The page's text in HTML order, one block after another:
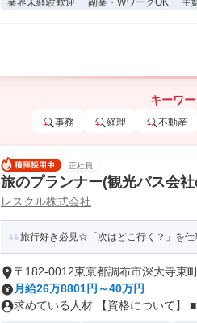
業界未経験歓迎 副業・WワークOK 主
キーワー
事務 経理 不動産
正社員
旅のプランナー(観光バス会
レスクル株式会社
旅行好き必見☆「次はどこ行く？」を仕
〒182-0012東京都調布市深大寺東
月給26万8801円～40万円
求めている人材 【資格について】